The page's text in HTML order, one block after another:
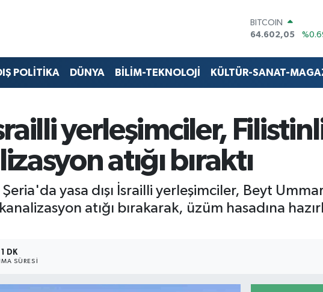
BITCOIN
64.602,05
47,6006
%0.06
EURO
GRAM ALTIN
6513.94
%0.32
BİST100
13.768
POLİTİKA DÜNYA BİLİM-TEKNOLOJİ KÜLTÜR-SANAT-
yerleşimciler,
atığı bıraktı
yasa dışı İsrailli yerleşimciler, Beyt
atığı bırakarak, üzüm hasadına
1 DK
SÜRESI